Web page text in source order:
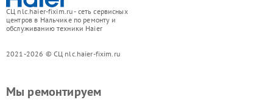
СЦ nlc.haier-fixim.ru - сеть сервисных
центров в Нальчике по ремонту и
обслуживанию техники Haier
2021-2026 © СЦ nlc.haier-fixim.ru
Мы ремонтируем